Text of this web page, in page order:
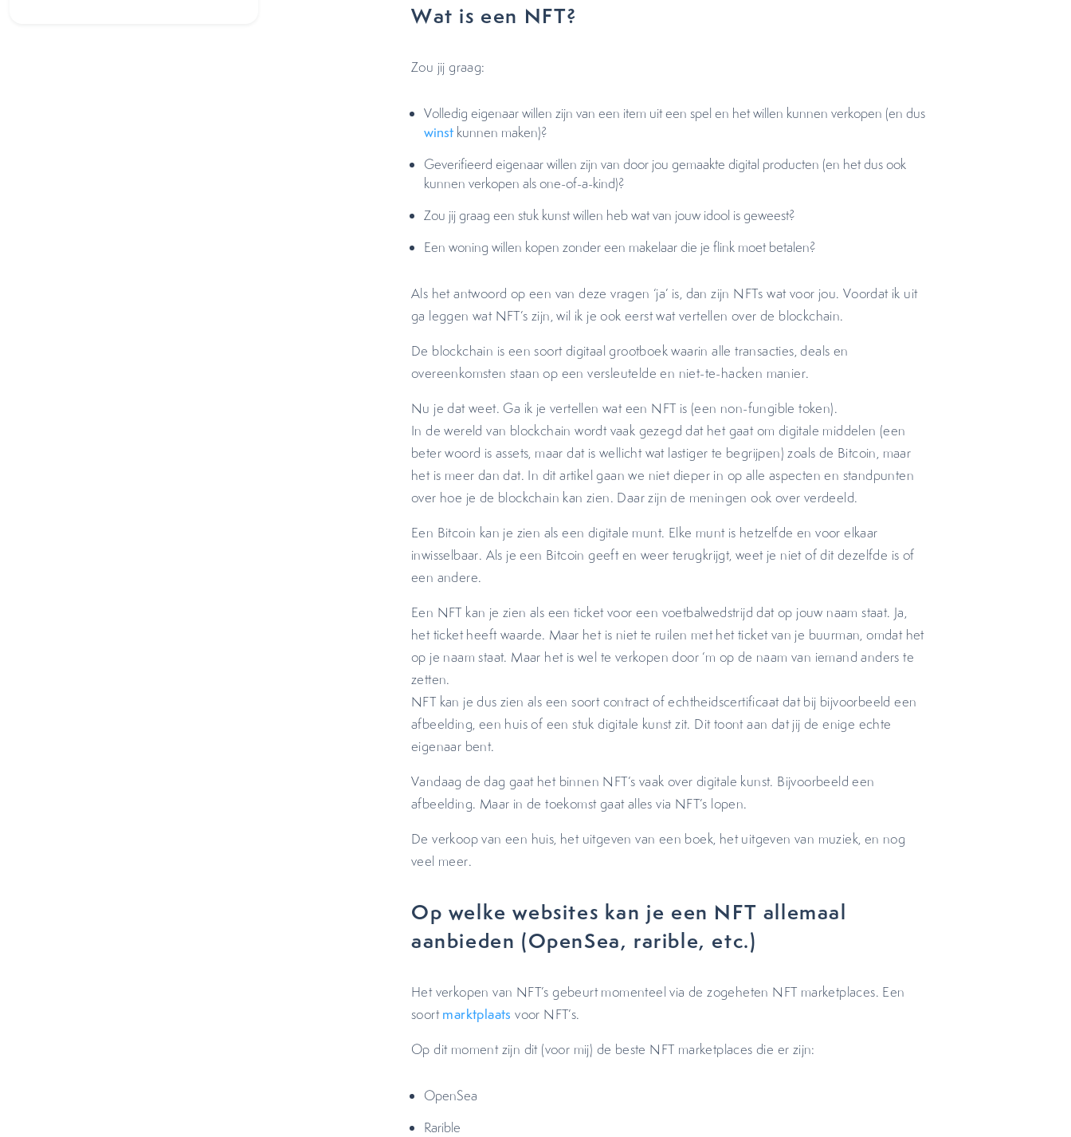
Wat is een NFT?
Zou jij graag:
Volledig eigenaar willen zijn van een item uit een spel en het willen kunnen verkopen (en dus
winst kunnen maken)?
Geverifieerd eigenaar willen zijn van door jou gemaakte digital producten (en het dus ook
kunnen verkopen als one-of-a-kind)?
Zou jij graag een stuk kunst willen heb wat van jouw idool is geweest?
Een woning willen kopen zonder een makelaar die je flink moet betalen?
Als het antwoord op een van deze vragen ‘ja’ is, dan zijn NFTs wat voor jou. Voordat ik uit
ga leggen wat NFT’s zijn, wil ik je ook eerst wat vertellen over de blockchain.
De blockchain is een soort digitaal grootboek waarin alle transacties, deals en
overeenkomsten staan op een versleutelde en niet-te-hacken manier.
Nu je dat weet. Ga ik je vertellen wat een NFT is (een non-fungible token).
In de wereld van blockchain wordt vaak gezegd dat het gaat om digitale middelen (een
beter woord is assets, maar dat is wellicht wat lastiger te begrijpen) zoals de Bitcoin, maar
het is meer dan dat. In dit artikel gaan we niet dieper in op alle aspecten en standpunten
over hoe je de blockchain kan zien. Daar zijn de meningen ook over verdeeld.
Een Bitcoin kan je zien als een digitale munt. Elke munt is hetzelfde en voor elkaar
inwisselbaar. Als je een Bitcoin geeft en weer terugkrijgt, weet je niet of dit dezelfde is of
een andere.
Een NFT kan je zien als een ticket voor een voetbalwedstrijd dat op jouw naam staat. Ja,
het ticket heeft waarde. Maar het is niet te ruilen met het ticket van je buurman, omdat het
op je naam staat. Maar het is wel te verkopen door ‘m op de naam van iemand anders te
zetten.
NFT kan je dus zien als een soort contract of echtheidscertificaat dat bij bijvoorbeeld een
afbeelding, een huis of een stuk digitale kunst zit. Dit toont aan dat jij de enige echte
eigenaar bent.
Vandaag de dag gaat het binnen NFT’s vaak over digitale kunst. Bijvoorbeeld een
afbeelding. Maar in de toekomst gaat alles via NFT’s lopen.
De verkoop van een huis, het uitgeven van een boek, het uitgeven van muziek, en nog
veel meer.
Op welke websites kan je een NFT allemaal
aanbieden (OpenSea, rarible, etc.)
Het verkopen van NFT’s gebeurt momenteel via de zogeheten NFT marketplaces. Een
soortmarktplaats voor NFT’s.
Op dit moment zijn dit (voor mij) de beste NFT marketplaces die er zijn:
OpenSea
Rarible